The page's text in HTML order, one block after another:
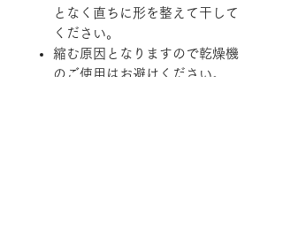
となく直ちに形を整えて干して
ください。
縮む原因となりますので乾燥機
のご使用はお避けください。